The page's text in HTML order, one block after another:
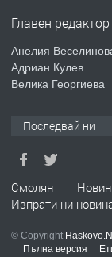
ТЪРСИ
ПРЕДЛАГА
Главен редактор
Анелия
Адриан Кулев
Велика Георгиева
Последвай ни
Смолян
Изпрати ни
© Copyright
Пълна версия